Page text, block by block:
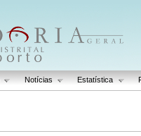
Notícias Estatística